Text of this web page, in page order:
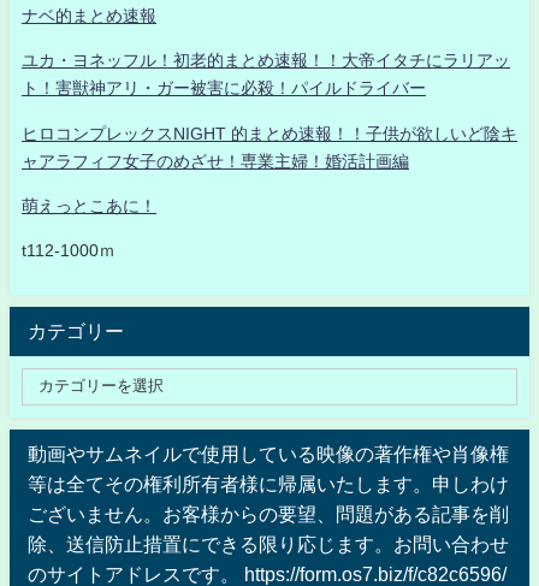
ナベ的まとめ速報
ユカ・ヨネッフル！初老的まとめ速報！！大帝イタチにラリアッ
ト！害獣神アリ・ガー被害に必殺！パイルドライバー
ヒロコンプレックスNIGHT 的まとめ速報！！子供が欲しいど陰キ
ャアラフィフ女子のめざせ！専業主婦！婚活計画編
萌えっとこあに！
t112-1000ｍ
カテゴリー
動画やサムネイルで使用している映像の著作権や肖像権
等は全てその権利所有者様に帰属いたします。申しわけ
ございません。お客様からの要望、問題がある記事を削
除、送信防止措置にできる限り応じます。お問い合わせ
のサイトアドレスです。 https://form.os7.biz/f/c82c6596/